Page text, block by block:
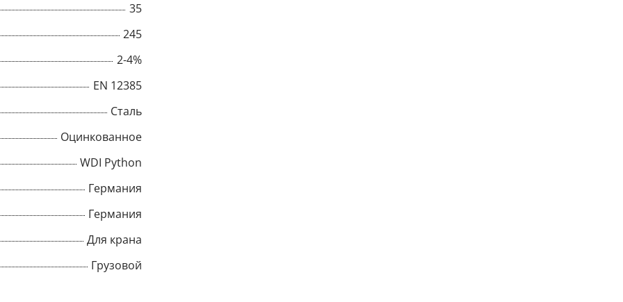
35
245
2-4%
EN 12385
Сталь
Оцинкованное
WDI Python
Германия
Германия
Для крана
Грузовой
Popup
Title